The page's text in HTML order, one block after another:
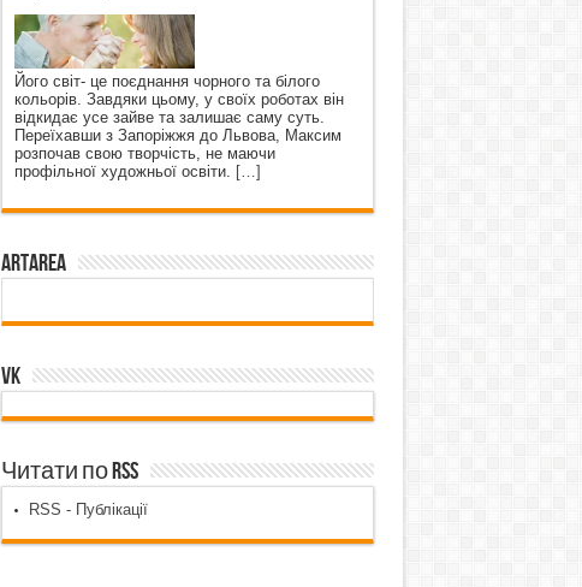
Його світ- це поєднання чорного та білого
кольорів. Завдяки цьому, у своїх роботах він
відкидає усе зайве та залишає саму суть.
Переїхавши з Запоріжжя до Львова, Максим
розпочав свою творчість, не маючи
профільної художньої освіти. […]
ArtArea
VK
Читати по RSS
RSS - Публікації